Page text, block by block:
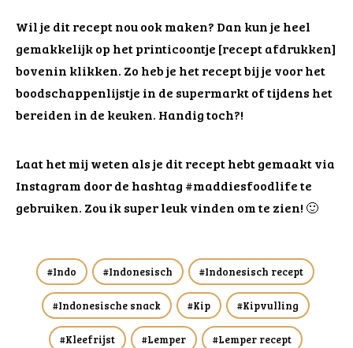
Wil je dit recept nou ook maken? Dan kun je heel
gemakkelijk op het printicoontje [recept afdrukken]
bovenin klikken. Zo heb je het recept bij je voor het
boodschappenlijstje in de supermarkt of tijdens het
bereiden in de keuken. Handig toch?!
Laat het mij weten als je dit recept hebt gemaakt via
Instagram door de hashtag #maddiesfoodlife te
gebruiken. Zou ik super leuk vinden om te zien! 🙂
Indo Indonesisch Indonesisch recept
Indonesische snack Kip Kipvulling
Kleefrijst Lemper Lemper recept